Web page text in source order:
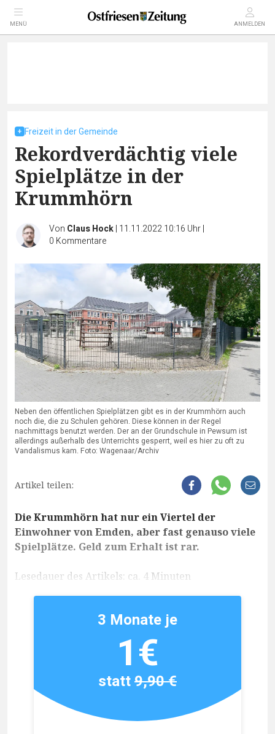
MENÜ ANMELDEN
Freizeit in der Gemeinde
Rekordverdächtig viele
Spielplätze in der
Krummhörn
Von Claus Hock| 11.11.2022 10:16 Uhr|
0 Kommentare
Neben den öffentlichen Spielplätzen gibt es in der Krummhörn auch
noch die, die zu Schulen gehören. Diese können in der Regel
nachmittags benutzt werden. Der an der Grundschule in Pewsum ist
allerdings außerhalb des Unterrichts gesperrt, weil es hier zu oft zu
Vandalismus kam. Foto: Wagenaar/Archiv
Artikel teilen:
Die Krummhörn hat nur ein Viertel der
Einwohner von Emden, aber fast genauso viele
Spielplätze. Geld zum Erhalt ist rar.
Lesedauer des Artikels: ca. 4 Minuten
3 Monate je
1€
statt9,90 €